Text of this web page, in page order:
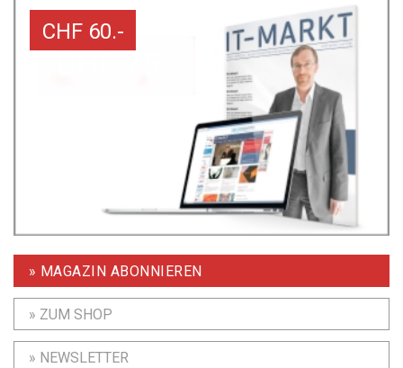
CHF 60.-
» MAGAZIN ABONNIEREN
» ZUM SHOP
» NEWSLETTER